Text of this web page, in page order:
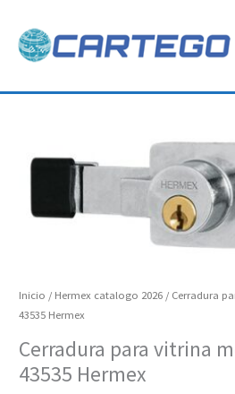
contenido
Inicio / Hermex catalogo 2026 / Cerradura
43535 Hermex
Cerradura para vitrina
43535 Hermex
para
10
Hermex
cantidad